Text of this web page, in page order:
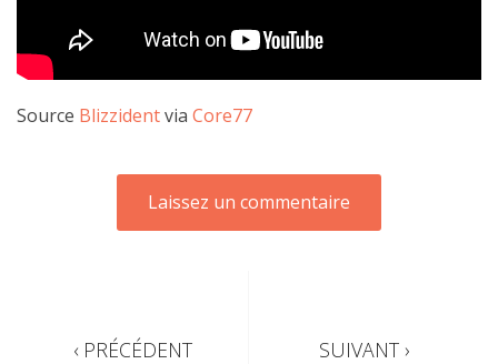
Source Blizzidentvia Core77
‹ PRÉCÉDENT SUIVANT ›